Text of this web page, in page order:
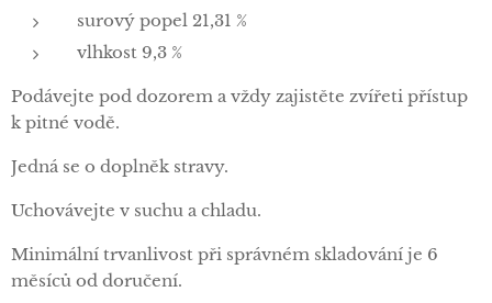
surový popel 21,31 %
vlhkost 9,3 %
Podávejte pod dozorem a vždy zajistěte zvířeti přístup
k pitné vodě.
Jedná se o doplněk stravy.
Uchovávejte v suchu a chladu.
Minimální trvanlivost při správném skladování je 6
měsíců od doručení.